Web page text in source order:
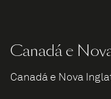
Canadá e
Canadá e Nova